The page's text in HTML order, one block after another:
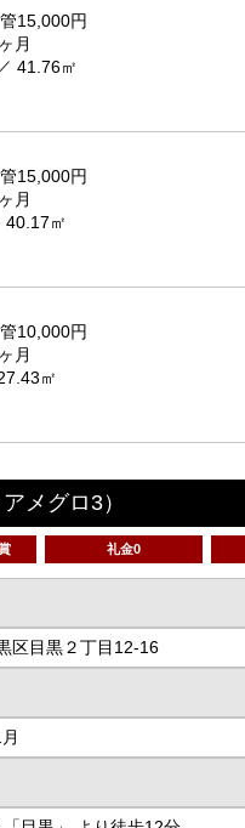
管15,000円
月
41.76㎡
管15,000円
月
40.17㎡
管10,000円
月
㎡
メグロ3）
礼金0
区目黒２丁目12-16